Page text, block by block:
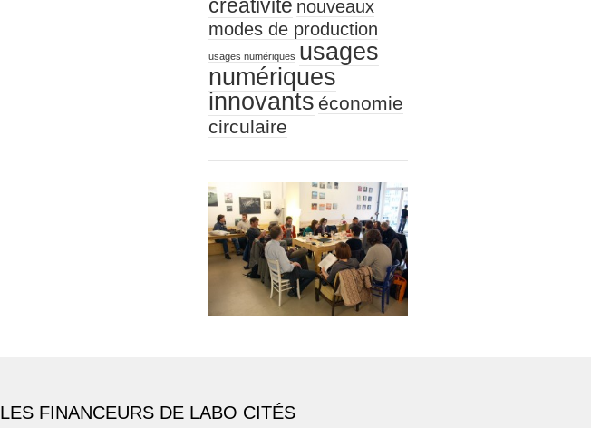
créativité nouveaux
modes de production
usages numériques usages
numériques
innovants économie
circulaire
LES FINANCEURS DE LABO CITÉS